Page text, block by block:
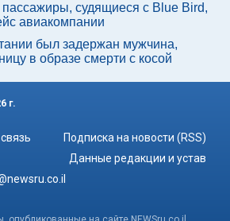
пассажиры, судящиеся с Blue Bird,
авиакомпании
был задержан мужчина,
в образе смерти с косой
г.
Подписка на новости (RSS)
Данные редакции и устав